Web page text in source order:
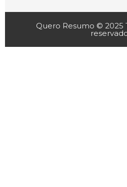
Quero Resumo © 2025